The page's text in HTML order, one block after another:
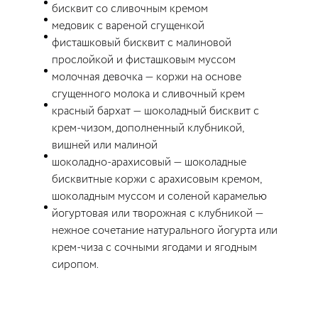
бисквит со сливочным кремом
медовик с вареной сгущенкой
фисташковый бисквит с малиновой
прослойкой и фисташковым муссом
молочная девочка — коржи на основе
сгущенного молока и сливочный крем
красный бархат — шоколадный бисквит с
крем-чизом, дополненный клубникой,
вишней или малиной
шоколадно-арахисовый — шоколадные
бисквитные коржи с арахисовым кремом,
шоколадным муссом и соленой карамелью
йогуртовая или творожная с клубникой —
нежное сочетание натурального йогурта или
крем-чиза с сочными ягодами и ягодным
сиропом.